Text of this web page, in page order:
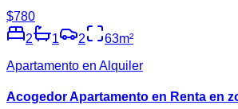
$780
2
1 2 63m²
Apartamento en Alquiler
Acogedor Apartamento en Renta en